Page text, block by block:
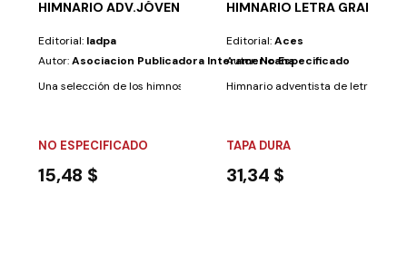
HIMNARIO ADV.JÓVENES-R.ACOR.GUITARRA
Editorial: Iadpa
Autor:Asociacion Publicadora Interamericana
Una selección de los himnos más cantados por la juventud. Muy útil e
NO ESPECIFICADO
15,48 $
HIMNARIO LETRA GRANDE
Editorial:Aces
Autor:No Especificado
Himnario adventista de letra
TAPA DURA
31,34 $